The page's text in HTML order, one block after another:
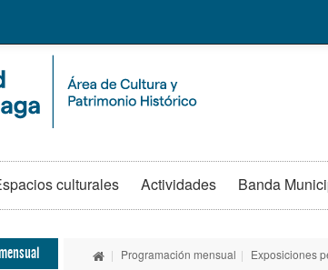
culturales Actividades Banda
| Programación mensual | Exposiciones